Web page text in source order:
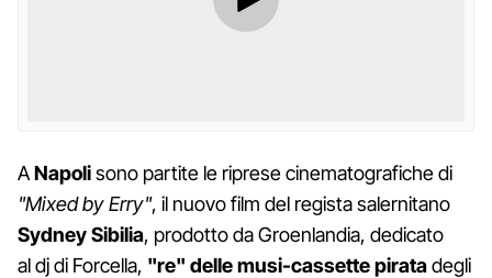
ANapolisono partite le riprese cinematografiche di
"Mixed by Erry", il nuovo film del regista salernitano
Sydney Sibilia, prodotto da Groenlandia, dedicato
al dj di Forcella, "re" delle musi-cassette piratadegli